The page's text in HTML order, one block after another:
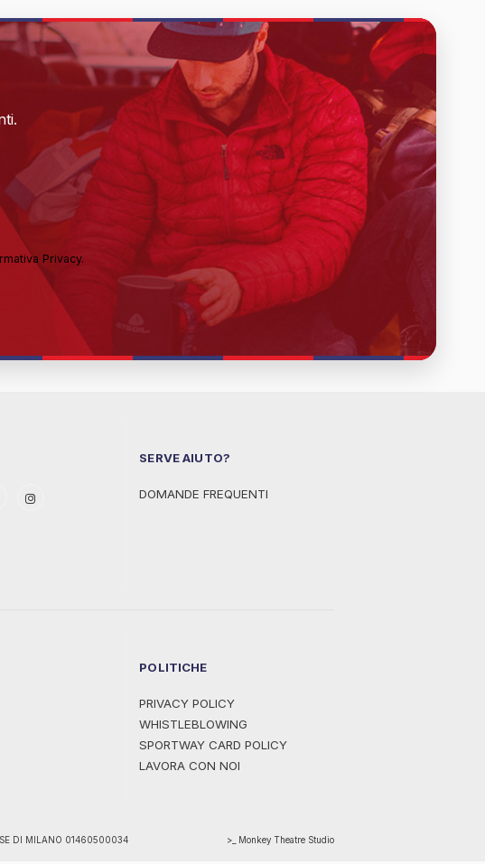
Privacy.
SERVE AIUTO?
DOMANDE FREQUENTI
POLITICHE
PRIVACY POLICY
WHISTLEBLOWING
SPORTWAY CARD POLICY
LAVORA CON NOI
DI MILANO 01460500034 >_ Monkey Theatre Studio